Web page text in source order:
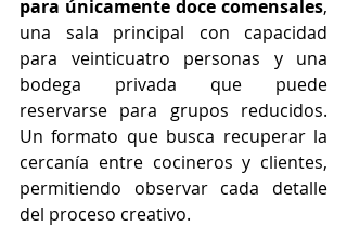
para únicamente doce comensales,
una sala principal con capacidad
para veinticuatro personas y una
bodega privada que puede
reservarse para grupos reducidos.
Un formato que busca recuperar la
cercanía entre cocineros y clientes,
permitiendo observar cada detalle
del proceso creativo.